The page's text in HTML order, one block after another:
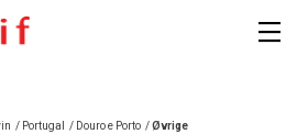
/ Portugal / Douro e Porto /Øvrige